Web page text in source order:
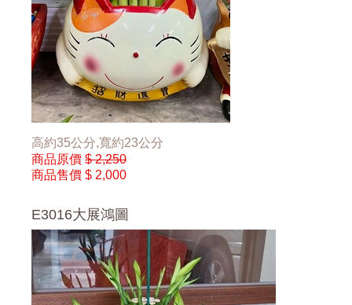
高約35公分,寬約23公分
商品原價 $ 2,250
商品售價 $ 2,000
E3016大展鴻圖